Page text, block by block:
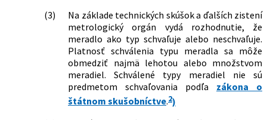
(3)
Na základe technických skúšok a ďalších zistení
metrologický orgán vydá rozhodnutie, že
meradlo ako typ schvaľuje alebo neschvaľuje.
Platnosť schválenia typu meradla sa môže
obmedziť najmä lehotou alebo množstvom
meradiel. Schválené typy meradiel nie sú
predmetom schvaľovania podľa zákona o
štátnom skušobníctve.2)